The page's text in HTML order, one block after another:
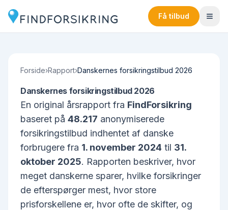
Få tilbud
Forside›Rapport›Danskernes forsikringstilbud 2026
Danskernes forsikringstilbud 2026
En original årsrapport fra FindForsikring
baseret på 48.217 anonymiserede
forsikringstilbud indhentet af danske
forbrugere fra 1. november 2024 til 31.
oktober 2025. Rapporten beskriver, hvor
meget danskerne sparer, hvilke forsikringer
de efterspørger mest, hvor store
prisforskellene er, hvor ofte de skifter, og